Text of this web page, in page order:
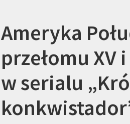
Ameryka
przełomu XV
w serialu